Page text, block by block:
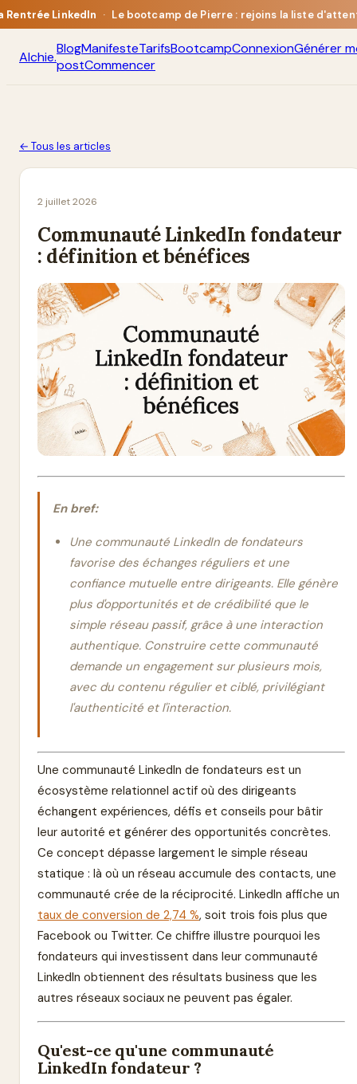
Rentrée LinkedIn · Le bootcamp de Pierre : rejoins la liste
Alchie.BlogManifesteTarifsBootcampConnexionGénérer
postCommencer
← Tous les articles
2 juillet 2026
Communauté LinkedIn fondateur
: définition et bénéfices
En bref:
Une communauté LinkedIn de fondateurs
favorise des échanges réguliers et une
confiance mutuelle entre dirigeants. Elle génère
plus d'opportunités et de crédibilité que le
simple réseau passif, grâce à une interaction
authentique. Construire cette communauté
demande un engagement sur plusieurs mois,
avec du contenu régulier et ciblé, privilégiant
l'authenticité et l'interaction.
Une communauté LinkedIn de fondateurs est un
écosystème relationnel actif où des dirigeants
échangent expériences, défis et conseils pour bâtir
leur autorité et générer des opportunités concrètes.
Ce concept dépasse largement le simple réseau
statique : là où un réseau accumule des contacts, une
communauté crée de la réciprocité. LinkedIn affiche un
taux de conversion de 2,74 %, soit trois fois plus que
Facebook ou Twitter. Ce chiffre illustre pourquoi les
fondateurs qui investissent dans leur communauté
LinkedIn obtiennent des résultats business que les
autres réseaux sociaux ne peuvent pas égaler.
Qu'est-ce qu'une communauté
LinkedIn fondateur ?